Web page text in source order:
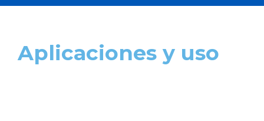
Aplicaciones y uso